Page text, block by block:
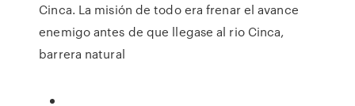
Cinca. La misión de todo era frenar el avance
enemigo antes de que llegase al rio Cinca,
barrera natural